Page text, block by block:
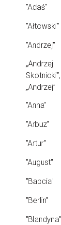
"Adaś"
"Ałtowski"
"Andrzej"
„Andrzej
Skotnicki”,
„Andrzej”
"Anna"
"Arbuz"
"Artur"
"August"
"Babcia"
"Berlin"
"Blandyna"